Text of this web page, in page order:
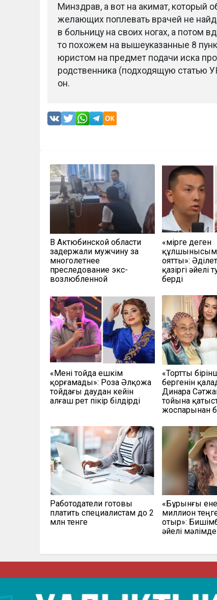
Минздрав, а вот на акимат, который
желающих поплевать врачей не
в больницу на своих ногах, а потом
то похожем на вышеуказанные 8
юристом на предмет подачи иска
родственника (подходящую статью
он.
В Актюбинской области
задержали мужчину за
многолетнее
преследование экс-
возлюбленной
«Өмірге деген
оятты»:
қазіргі әйелі
берді
«Мені тойда ешкім
қорғамады»: Роза Әлқожа
тойдағы даудан кейін
алғаш рет пікір білдірді
«Тортты
бергенін
Динара
тойына
жоспарынан
Работодатели готовы
платить специалистам до 2
млн тенге
«Бұрынғы
миллион
отыр»:
әйелі